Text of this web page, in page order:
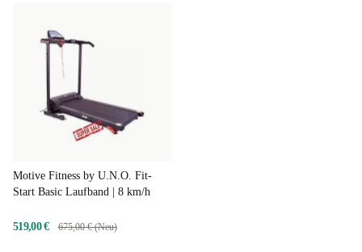
Motive Fitness by U.N.O. Fit-
Start Basic Laufband | 8 km/h
519,00 € 675,00 € (Neu)